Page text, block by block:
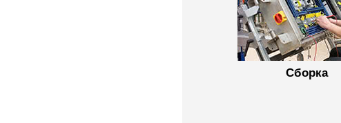
Сборка